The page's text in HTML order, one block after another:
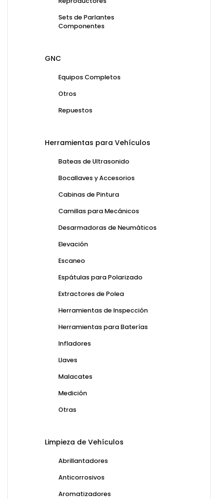
Sets de Parlantes
Componentes
GNC
Equipos Completos
Otros
Repuestos
Herramientas para Vehículos
Bateas de Ultrasonido
Bocallaves y Accesorios
Cabinas de Pintura
Camillas para Mecánicos
Desarmadoras de Neumáticos
Elevación
Escaneo
Espátulas para Polarizado
Extractores de Polea
Herramientas de Inspección
Herramientas para Baterías
Infladores
Llaves
Malacates
Medición
Otras
Limpieza de Vehículos
Abrillantadores
Anticorrosivos
Aromatizadores